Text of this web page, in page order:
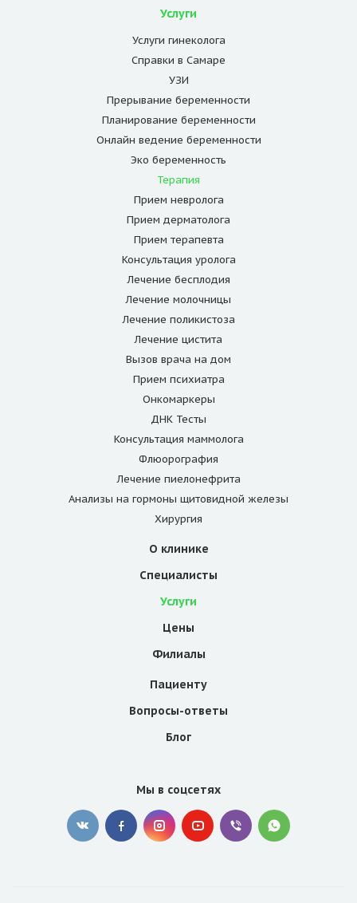
Услуги
Услуги гинеколога
Справки в Самаре
УЗИ
Прерывание беременности
Планирование беременности
Онлайн ведение беременности
Эко беременность
Терапия
Прием невролога
Прием дерматолога
Прием терапевта
Консультация уролога
Лечение бесплодия
Лечение молочницы
Лечение поликистоза
Лечение цистита
Вызов врача на дом
Прием психиатра
Онкомаркеры
ДНК Тесты
Консультация маммолога
Флюорография
Лечение пиелонефрита
Анализы на гормоны щитовидной железы
Хирургия
О клинике
Специалисты
Услуги
Цены
Филиалы
Пациенту
Вопросы-ответы
Блог
Мы в соцсетях